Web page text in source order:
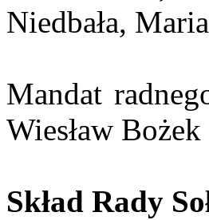
Niedbała,
Mandat
Wiesław Bożek
Skład Rady